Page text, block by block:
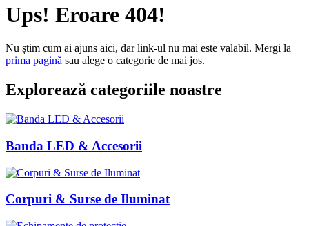
Ups! Eroare 404!
Nu știm cum ai ajuns aici, dar link-ul nu mai este valabil. Mergi la
prima pagină sau alege o categorie de mai jos.
Explorează categoriile noastre
Banda LED & Accesorii
Corpuri & Surse de Iluminat